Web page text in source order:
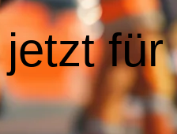
jetzt für